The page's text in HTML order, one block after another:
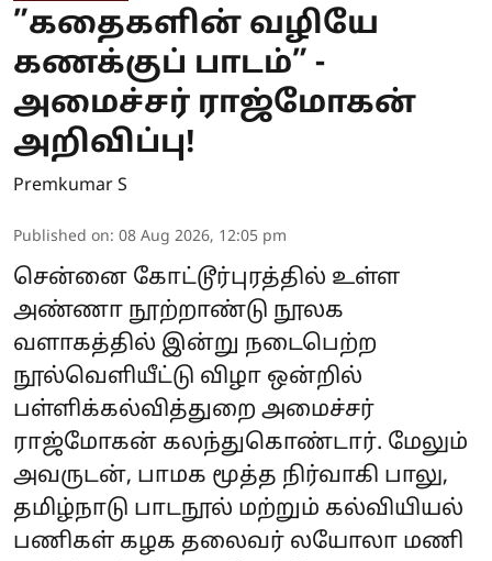
”கதைகளின் வழியே
கணக்குப் பாடம்” -
அமைச்சர் ராஜ்மோகன்
அறிவிப்பு!
Premkumar S
Published on: 08 Aug 2026, 12:05 pm
சென்னை கோட்டூர்புரத்தில் உள்ள
அண்ணா நூற்றாண்டு நூலக
வளாகத்தில் இன்று நடைபெற்ற
நூல்வெளியீட்டு விழா ஒன்றில்
பள்ளிக்கல்வித்துறை அமைச்சர்
ராஜ்மோகன் கலந்துகொண்டார். மேலும்
அவருடன், பாமக மூத்த நிர்வாகி பாலு,
தமிழ்நாடு பாடநூல் மற்றும் கல்வியியல்
பணிகள் கழக தலைவர் லயோலா மணி